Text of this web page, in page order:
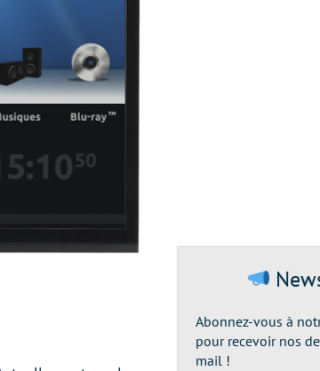
Abonnez-vous à
pour recevoir nos
mail !